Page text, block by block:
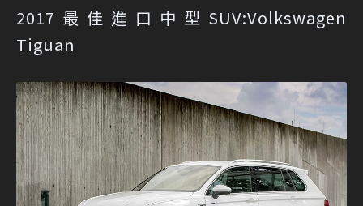
2017最佳進口中型SUV:Volkswagen
Tiguan